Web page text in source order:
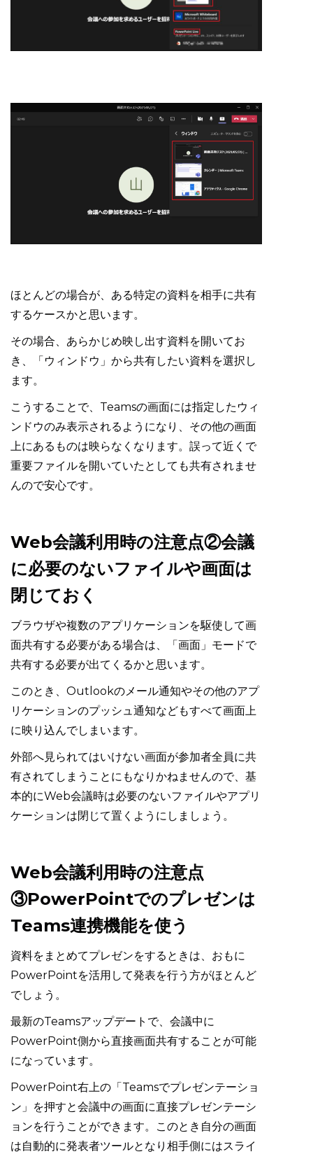
ほとんどの場合が、ある特定の資料を相手に共有
するケースかと思います。
その場合、あらかじめ映し出す資料を開いてお
き、「ウィンドウ」から共有したい資料を選択し
ます。
こうすることで、Teamsの画面には指定したウィ
ンドウのみ表示されるようになり、その他の画面
上にあるものは映らなくなります。誤って近くで
重要ファイルを開いていたとしても共有されませ
んので安心です。
Web会議利用時の注意点②会議
に必要のないファイルや画面は
閉じておく
ブラウザや複数のアプリケーションを駆使して画
面共有する必要がある場合は、「画面」モードで
共有する必要が出てくるかと思います。
このとき、Outlookのメール通知やその他のアプ
リケーションのプッシュ通知などもすべて画面上
に映り込んでしまいます。
外部へ見られてはいけない画面が参加者全員に共
有されてしまうことにもなりかねませんので、基
本的にWeb会議時は必要のないファイルやアプリ
ケーションは閉じて置くようにしましょう。
Web会議利用時の注意点
③PowerPointでのプレゼンは
Teams連携機能を使う
資料をまとめてプレゼンをするときは、おもに
PowerPointを活用して発表を行う方がほとんど
でしょう。
最新のTeamsアップデートで、会議中に
PowerPoint側から直接画面共有することが可能
になっています。
PowerPoint右上の「Teamsでプレゼンテーショ
ン」を押すと会議中の画面に直接プレゼンテーシ
ョンを行うことができます。このとき自分の画面
は自動的に発表者ツールとなり相手側にはスライ